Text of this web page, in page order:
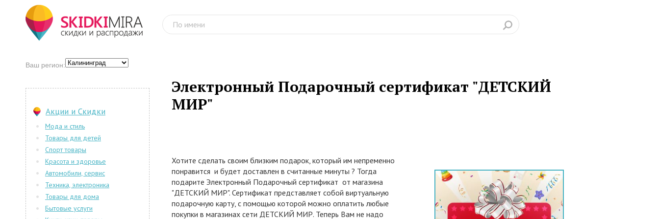
Электронный Подарочный сертификат "ДЕТСКИЙ
МИР"
Хотите сделать своим близким подарок, который им непременно
понравится и будет доставлен в считанные минуты ? Тогда
подарите Электронный Подарочный сертификат от магазина
"ДЕТСКИЙ МИР". Сертификат представляет собой виртуальную
подарочную карту, с помощью которой можно оплатить любые
покупки в магазинах сети ДЕТСКИЙ МИР. Теперь Вам не надо
Ваш регион:
Акции и Скидки
Мода и стиль
Товары для детей
Спорт товары
Красота и здоровье
Автомобили, сервис
Техника, электроника
Товары для дома
Бытовые услуги